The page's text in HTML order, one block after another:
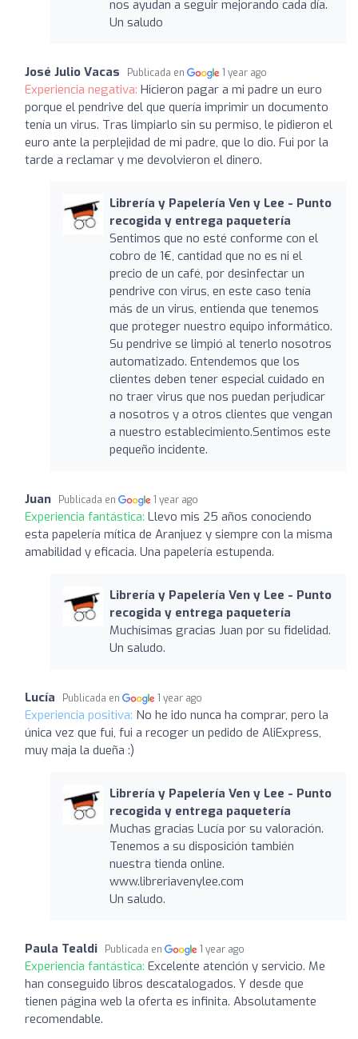
nos ayudan a seguir mejorando cada día.
Un saludo
José Julio Vacas Publicada en 1 year ago
Experiencia negativa: Hicieron pagar a mi padre un euro
porque el pendrive del que quería imprimir un documento
tenía un virus. Tras limpiarlo sin su permiso, le pidieron el
euro ante la perplejidad de mi padre, que lo dio. Fui por la
tarde a reclamar y me devolvieron el dinero.
Librería y Papelería Ven y Lee - Punto
recogida y entrega paquetería
Sentimos que no esté conforme con el
cobro de 1€, cantidad que no es ni el
precio de un café, por desinfectar un
pendrive con virus, en este caso tenía
más de un virus, entienda que tenemos
que proteger nuestro equipo informático.
Su pendrive se limpió al tenerlo nosotros
automatizado. Entendemos que los
clientes deben tener especial cuidado en
no traer virus que nos puedan perjudicar
a nosotros y a otros clientes que vengan
a nuestro establecimiento.Sentimos este
pequeño incidente.
Juan Publicada en 1 year ago
Experiencia fantástica: Llevo mis 25 años conociendo
esta papelería mítica de Aranjuez y siempre con la misma
amabilidad y eficacia. Una papelería estupenda.
Librería y Papelería Ven y Lee - Punto
recogida y entrega paquetería
Muchísimas gracias Juan por su fidelidad.
Un saludo.
Lucía Publicada en 1 year ago
Experiencia positiva: No he ido nunca ha comprar, pero la
única vez que fui, fui a recoger un pedido de AliExpress,
muy maja la dueña :)
Librería y Papelería Ven y Lee - Punto
recogida y entrega paquetería
Muchas gracias Lucía por su valoración.
Tenemos a su disposición también
nuestra tienda online.
www.libreriavenylee.com
Un saludo.
Paula Tealdi Publicada en 1 year ago
Experiencia fantástica: Excelente atención y servicio. Me
han conseguido libros descatalogados. Y desde que
tienen página web la oferta es infinita. Absolutamente
recomendable.